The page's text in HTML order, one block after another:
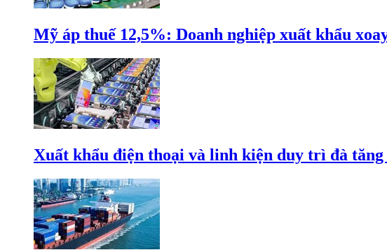
Mỹ áp thuế 12,5%: Doanh nghiệp xuất khẩu
Xuất khẩu điện thoại và linh kiện duy trì đà